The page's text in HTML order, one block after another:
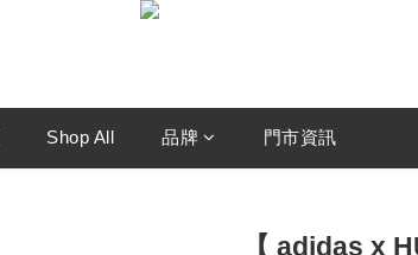
Shop All 品牌 門市資訊
【 adidas x